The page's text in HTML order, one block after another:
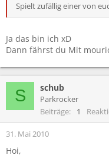
Spielt zufällig einer von
Ja das bin ich xD
Dann fährst du Mit
S schub
Parkrocker
Beiträge
1
31. Mai 2010
Hoi,